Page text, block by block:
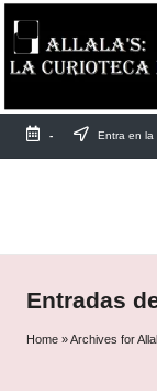
Saltar
al
- Entra en la
Entradas
Home »Archives for